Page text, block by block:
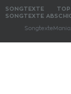
SONGTEXTE
SONGTEXTE